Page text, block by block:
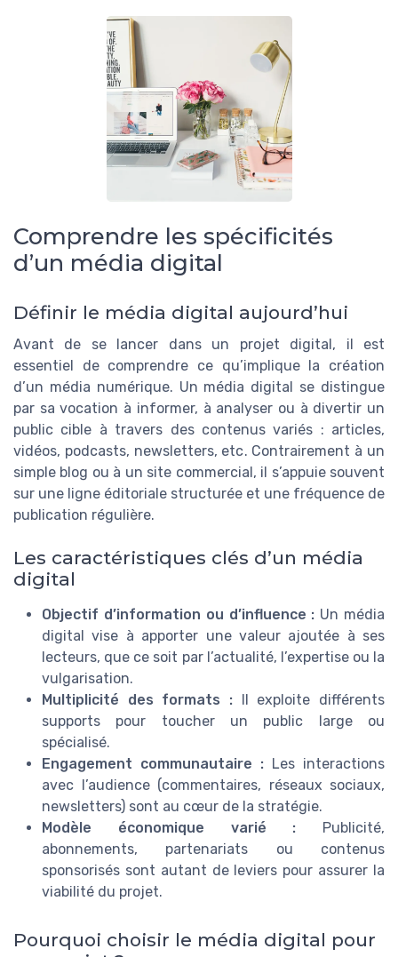
Comprendre les spécificités
d’un média digital
Définir le média digital aujourd’hui
Avant de se lancer dans un projet digital, il est
essentiel de comprendre ce qu’implique la création
d’un média numérique. Un média digital se distingue
par sa vocation à informer, à analyser ou à divertir un
public cible à travers des contenus variés : articles,
vidéos, podcasts, newsletters, etc. Contrairement à un
simple blog ou à un site commercial, il s’appuie souvent
sur une ligne éditoriale structurée et une fréquence de
publication régulière.
Les caractéristiques clés d’un média
digital
Objectif d’information ou d’influence : Un média
digital vise à apporter une valeur ajoutée à ses
lecteurs, que ce soit par l’actualité, l’expertise ou la
vulgarisation.
Multiplicité des formats : Il exploite différents
supports pour toucher un public large ou
spécialisé.
Engagement communautaire : Les interactions
avec l’audience (commentaires, réseaux sociaux,
newsletters) sont au cœur de la stratégie.
Modèle économique varié : Publicité,
abonnements, partenariats ou contenus
sponsorisés sont autant de leviers pour assurer la
viabilité du projet.
Pourquoi choisir le média digital pour